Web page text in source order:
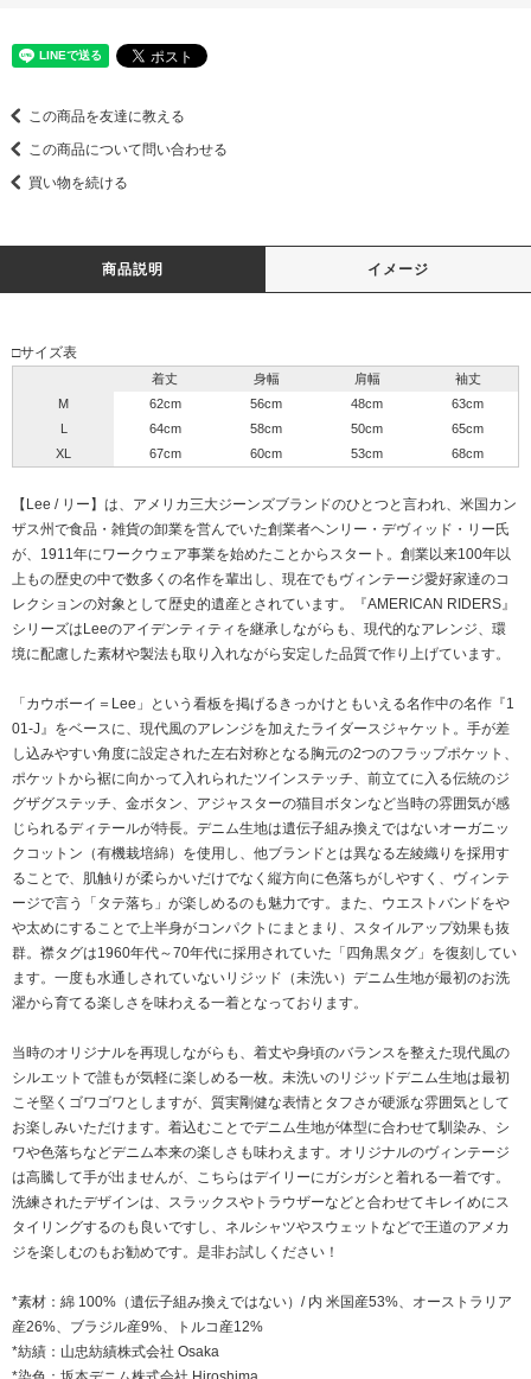
この商品を友達に教える
この商品について問い合わせる
買い物を続ける
商品説明 イメージ
□サイズ表
着丈 身幅 肩幅
袖丈
M
62cm 56cm 48cm
63cm
L
64cm 58cm 50cm
65cm
XL
67cm 60cm 53cm 68cm
【Lee / リー】は、アメリカ三大ジーンズブランドのひとつと言われ、米国カン
ザス州で食品・雑貨の卸業を営んでいた創業者ヘンリー・デヴィッド・リー氏
が、1911年にワークウェア事業を始めたことからスタート。創業以来100年以
上もの歴史の中で数多くの名作を輩出し、現在でもヴィンテージ愛好家達のコ
レクションの対象として歴史的遺産とされています。『AMERICAN RIDERS』
シリーズはLeeのアイデンティティを継承しながらも、現代的なアレンジ、環
境に配慮した素材や製法も取り入れながら安定した品質で作り上げています。
「カウボーイ＝Lee」という看板を掲げるきっかけともいえる名作中の名作『1
01-J』をベースに、現代風のアレンジを加えたライダースジャケット。手が差
し込みやすい角度に設定された左右対称となる胸元の2つのフラップポケット、
ポケットから裾に向かって入れられたツインステッチ、前立てに入る伝統のジ
グザグステッチ、金ボタン、アジャスターの猫目ボタンなど当時の雰囲気が感
じられるディテールが特長。デニム生地は遺伝子組み換えではないオーガニッ
クコットン（有機栽培綿）を使用し、他ブランドとは異なる左綾織りを採用す
ることで、肌触りが柔らかいだけでなく縦方向に色落ちがしやすく、ヴィンテ
ージで言う「タテ落ち」が楽しめるのも魅力です。また、ウエストバンドをや
や太めにすることで上半身がコンパクトにまとまり、スタイルアップ効果も抜
群。襟タグは1960年代～70年代に採用されていた「四角黒タグ」を復刻してい
ます。一度も水通しされていないリジッド（未洗い）デニム生地が最初のお洗
濯から育てる楽しさを味わえる一着となっております。
当時のオリジナルを再現しながらも、着丈や身頃のバランスを整えた現代風の
シルエットで誰もが気軽に楽しめる一枚。未洗いのリジッドデニム生地は最初
こそ堅くゴワゴワとしますが、質実剛健な表情とタフさが硬派な雰囲気として
お楽しみいただけます。着込むことでデニム生地が体型に合わせて馴染み、シ
ワや色落ちなどデニム本来の楽しさも味わえます。オリジナルのヴィンテージ
は高騰して手が出ませんが、こちらはデイリーにガシガシと着れる一着です。
洗練されたデザインは、スラックスやトラウザーなどと合わせてキレイめにス
タイリングするのも良いですし、ネルシャツやスウェットなどで王道のアメカ
ジを楽しむのもお勧めです。是非お試しください！
*素材：綿 100%（遺伝子組み換えではない）/ 内 米国産53%、オーストラリア
産26%、ブラジル産9%、トルコ産12%
*紡績：山忠紡績株式会社 Osaka